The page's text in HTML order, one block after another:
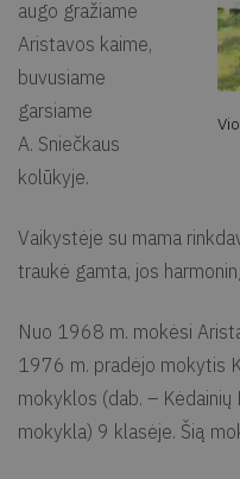
augo gražiame
Aristavos kaime,
buvusiame
garsiame
A. Sniečkaus
kolūkyje.
Vaikystėje su mama
traukė gamta, jos
Nuo 1968 m. mokėsi
1976 m. pradėjo mokytis
mokyklos (dab. –
mokykla) 9 klasėje. Šią